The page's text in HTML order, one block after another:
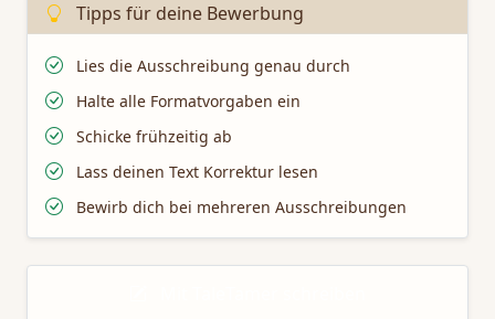
Tipps für deine Bewerbung
Lies die Ausschreibung genau durch
Halte alle Formatvorgaben ein
Schicke frühzeitig ab
Lass deinen Text Korrektur lesen
Bewirb dich bei mehreren Ausschreibungen